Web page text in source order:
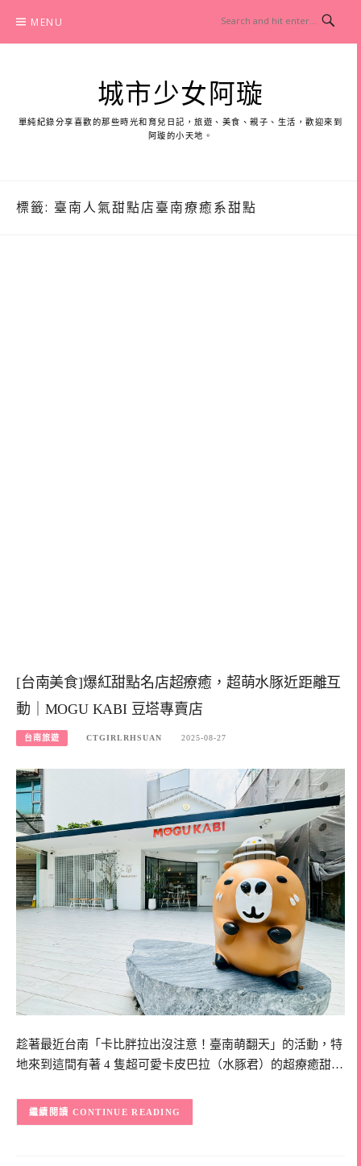
content
MENU
城市少女阿璇
單純紀錄分享喜歡的那些時光和育兒日記，旅遊、美食、親子、生活，歡迎來到
阿璇的小天地。
標籤: 臺南人氣甜點店臺南療癒系甜點
[台南美食]爆紅甜點名店超療癒，超萌水豚近距離互
動｜MOGU KABI 豆塔專賣店
台南旅遊 CTGIRLRHSUAN 2025-08-27
趁著最近台南「卡比胖拉出沒注意！臺南萌翻天」的活動，特
地來到這間有著 4 隻超可愛卡皮巴拉（水豚君）的超療癒甜…
CONTINUE READING